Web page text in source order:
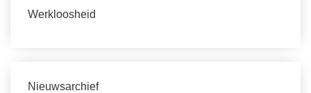
Werkloosheid
Nieuwsarchief